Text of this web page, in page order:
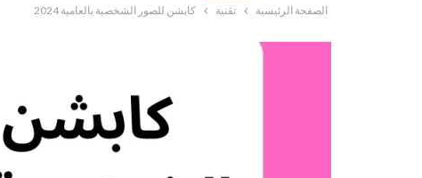
الصفحة الرئيسية تقنية كابشن للصور الشخصية بالعامية 2024